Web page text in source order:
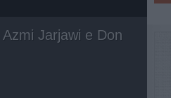
Jarjawi e Don